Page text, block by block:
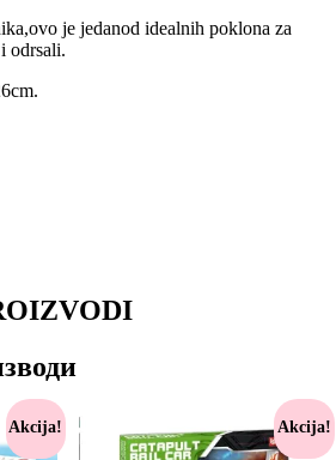
je jedanod idealnih poklona za
odrsali.
Akcija! Akcija!